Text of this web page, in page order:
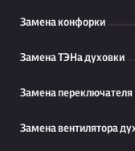
Замена конфорки
Замена ТЭНа духовки
Замена переключателя
Замена вентилятора